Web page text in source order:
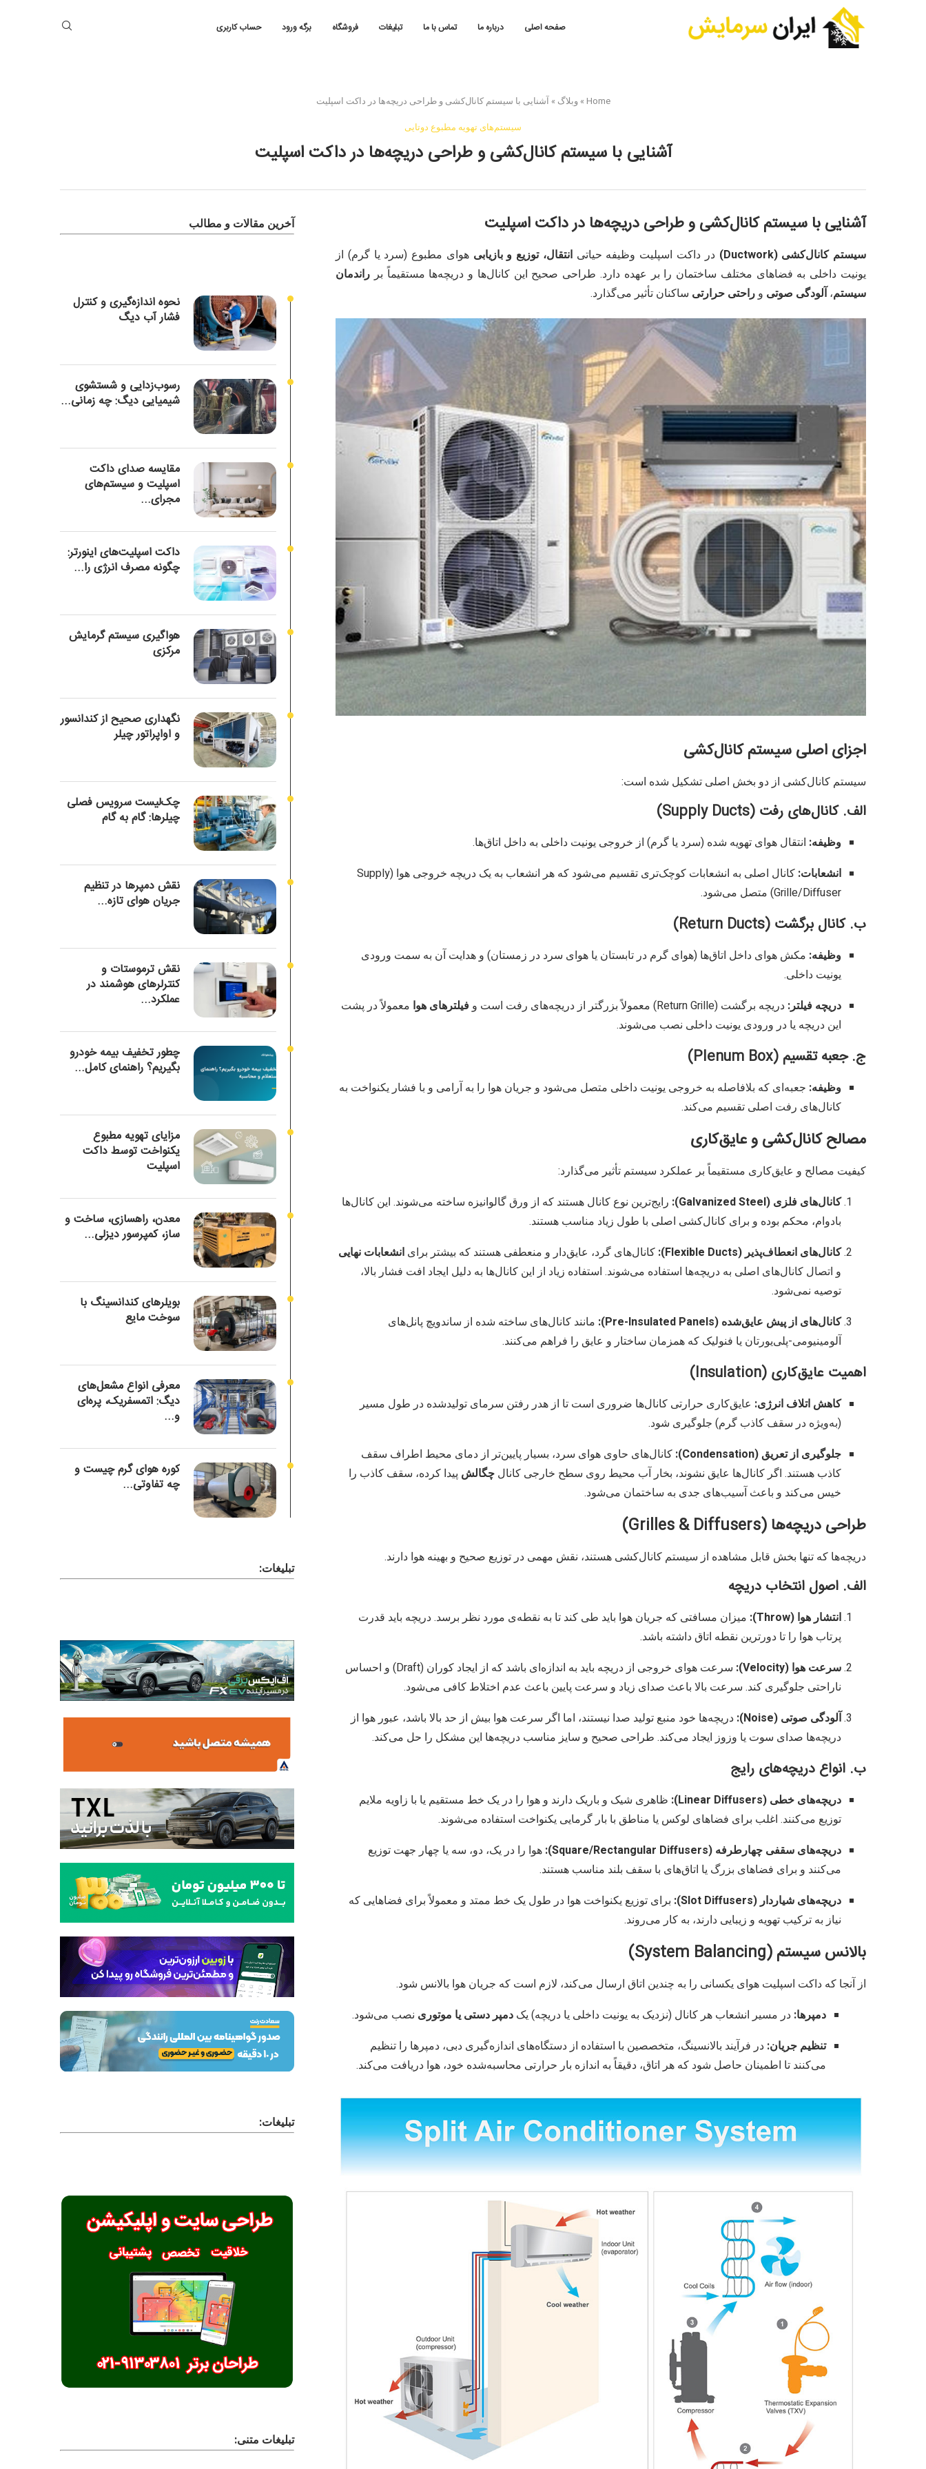
صفحه اصلی درباره ما تماس با ما تبلیغات فروشگاه برگه ورود حساب کاربری
Home
»وبلاگ »آشنایی با سیستم کانال‌کشی و طراحی دریچه‌ها در داکت اسپلیت
سیستم‌های تهویه مطبوع دوتایی
آشنایی با سیستم کانال‌کشی و طراحی دریچه‌ها در داکت اسپلیت
آشنایی با سیستم کانال‌کشی و طراحی دریچه‌ها در داکت اسپلیت
سیستم کانال‌کشی (Ductwork) در داکت اسپلیت وظیفه حیاتیانتقال، توزیع و بازیابی هوای مطبوع (سرد یا گرم) از
یونیت داخلی به فضاهای مختلف ساختمان را بر عهده دارد. طراحی صحیح این کانال‌ها و دریچه‌ها مستقیماً بر راندمان
سیستم، آلودگی صوتی و راحتی حرارتی ساکنان تأثیر می‌گذارد.
اجزای اصلی سیستم کانال‌کشی
سیستم کانال‌کشی از دو بخش اصلی تشکیل شده است:
الف. کانال‌های رفت (Supply Ducts)
وظیفه: انتقال هوای تهویه شده (سرد یا گرم) از خروجی یونیت داخلی به داخل اتاق‌ها.
انشعابات:
کانال اصلی به انشعابات کوچک‌تری تقسیم می‌شود که هر انشعاب به یک دریچه خروجی هوا (Supply
Grille/Diffuser) متصل می‌شود.
ب. کانال برگشت (Return Ducts)
وظیفه: مکش هوای داخل اتاق‌ها (هوای گرم در تابستان یا هوای سرد در زمستان) و هدایت آن به سمت ورودی
یونیت داخلی.
دریچه فیلتر: دریچه برگشت (Return Grille) معمولاً بزرگتر از دریچه‌های رفت است و فیلترهای هوا معمولاً در پشت
این دریچه یا در ورودی یونیت داخلی نصب می‌شوند.
ج. جعبه تقسیم (Plenum Box)
وظیفه: جعبه‌ای که بلافاصله به خروجی یونیت داخلی متصل می‌شود و جریان هوا را به آرامی و با فشار یکنواخت به
کانال‌های رفت اصلی تقسیم می‌کند.
مصالح کانال‌کشی و عایق‌کاری
کیفیت مصالح و عایق‌کاری مستقیماً بر عملکرد سیستم تأثیر می‌گذارد:
کانال‌های فلزی (Galvanized Steel):
رایج‌ترین نوع کانال هستند که از ورق گالوانیزه ساخته می‌شوند. این کانال‌ها
بادوام، محکم بوده و برای کانال‌کشی اصلی با طول زیاد مناسب هستند.
کانال‌های انعطاف‌پذیر (Flexible Ducts):
کانال‌های گرد، عایق‌دار و منعطفی هستند که بیشتر برای انشعابات نهایی
و اتصال کانال‌های اصلی به دریچه‌ها استفاده می‌شوند. استفاده زیاد از این کانال‌ها به دلیل ایجاد افت فشار بالا،
توصیه نمی‌شود.
کانال‌های از پیش عایق‌شده (Pre-Insulated Panels):
مانند کانال‌های ساخته شده از ساندویچ پانل‌های
آلومینیومی-پلی‌یورتان یا فنولیک که همزمان ساختار و عایق را فراهم می‌کنند.
اهمیت عایق‌کاری (Insulation)
کاهش اتلاف انرژی: عایق‌کاری حرارتی کانال‌ها ضروری است تا از هدر رفتن سرمای تولیدشده در طول مسیر
(به‌ویژه در سقف کاذب گرم) جلوگیری شود.
جلوگیری از تعریق (Condensation):
کانال‌های حاوی هوای سرد، بسیار پایین‌تر از دمای محیط اطراف سقف
کاذب هستند. اگر کانال‌ها عایق نشوند، بخار آب محیط روی سطح خارجی کانال چگالش پیدا کرده، سقف کاذب را
خیس می‌کند و باعث آسیب‌های جدی به ساختمان می‌شود.
طراحی دریچه‌ها (Grilles & Diffusers)
دریچه‌ها که تنها بخش قابل مشاهده از سیستم کانال‌کشی هستند، نقش مهمی در توزیع صحیح و بهینه هوا دارند.
الف. اصول انتخاب دریچه
انتشار هوا (Throw):
میزان مسافتی که جریان هوا باید طی کند تا به نقطه‌ی مورد نظر برسد. دریچه باید قدرت
پرتاب هوا را تا دورترین نقطه اتاق داشته باشد.
سرعت هوا (Velocity):
سرعت هوای خروجی از دریچه باید به اندازه‌ای باشد که از ایجاد کوران (Draft) و احساس
ناراحتی جلوگیری کند. سرعت بالا باعث صدای زیاد و سرعت پایین باعث عدم اختلاط کافی می‌شود.
آلودگی صوتی (Noise):
دریچه‌ها خود منبع تولید صدا نیستند، اما اگر سرعت هوا بیش از حد بالا باشد، عبور هوا از
دریچه‌ها صدای سوت یا وزوز ایجاد می‌کند. طراحی صحیح و سایز مناسب دریچه‌ها این مشکل را حل می‌کند.
ب. انواع دریچه‌های رایج
دریچه‌های خطی (Linear Diffusers):
ظاهری شیک و باریک دارند و هوا را در یک خط مستقیم یا با زاویه ملایم
توزیع می‌کنند. اغلب برای فضاهای لوکس یا مناطق با بار گرمایی یکنواخت استفاده می‌شوند.
دریچه‌های سقفی چهارطرفه (Square/Rectangular Diffusers):
هوا را در یک، دو، سه یا چهار جهت توزیع
می‌کنند و برای فضاهای بزرگ یا اتاق‌های با سقف بلند مناسب هستند.
دریچه‌های شیاردار (Slot Diffusers):
برای توزیع یکنواخت هوا در طول یک خط ممتد و معمولاً برای فضاهایی که
نیاز به ترکیب تهویه و زیبایی دارند، به کار می‌روند.
بالانس سیستم (System Balancing)
از آنجا که داکت اسپلیت هوای یکسانی را به چندین اتاق ارسال می‌کند، لازم است که جریان هوا بالانس شود.
دمپرها: در مسیر انشعاب هر کانال (نزدیک به یونیت داخلی یا دریچه) یک دمپر دستی یا موتوری نصب می‌شود.
تنظیم جریان: در فرآیند بالانسینگ، متخصصین با استفاده از دستگاه‌های اندازه‌گیری دبی، دمپرها را تنظیم
می‌کنند تا اطمینان حاصل شود که هر اتاق، دقیقاً به اندازه بار حرارتی محاسبه‌شده خود، هوا دریافت می‌کند.
آخرین مقالات و مطالب
نحوه اندازه‌گیری و کنترل
فشار آب دیگ
رسوب‌زدایی و شستشوی
شیمیایی دیگ: چه زمانی...
مقایسه صدای داکت
اسپلیت و سیستم‌های
مجرای...
داکت اسپلیت‌های اینورتر:
چگونه مصرف انرژی را...
هواگیری سیستم گرمایش
مرکزی
نگهداری صحیح از کندانسور
و اواپراتور چیلر
چک‌لیست سرویس فصلی
چیلرها: گام به گام
نقش دمپرها در تنظیم
جریان هوای تازه...
نقش ترموستات و
کنترلرهای هوشمند در
عملکرد...
چطور تخفیف بیمه خودرو
بگیریم؟ راهنمای کامل...
مزایای تهویه مطبوع
یکنواخت توسط داکت
اسپلیت
معدن، راهسازی، ساخت و
ساز، کمپرسور دیزلی...
بویلرهای کندانسینگ با
سوخت مایع
معرفی انواع مشعل‌های
دیگ: اتمسفریک، پره‌ای
و...
کوره هوای گرم چیست و
چه تفاوتی...
تبلیغات:
تبلیغات:
تبلیغات متنی: